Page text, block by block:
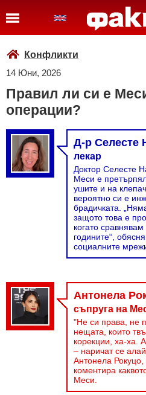
Конфликти
14 Юни, 2026
Правил ли си е
операции?
Д-р Селесте
лекар
Доктор Селесте
Меси е
ушите и на
вероятно си е
брадичката.
защото това е
когато
годините“,
социалните
Антонела
съпруга на
"Не си права, не
нещата, които
корекции, ха-ха.
– наричат се
Антонела Рокуцо,
коментира
Меси.